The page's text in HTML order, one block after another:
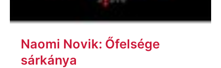
Naomi Novik: Őfelsége
sárkánya